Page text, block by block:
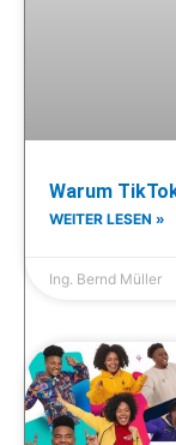
Warum
WEITER LESEN »
Ing. Bernd Müller